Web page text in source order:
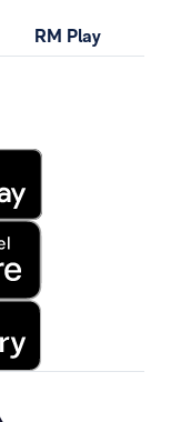
RM Play